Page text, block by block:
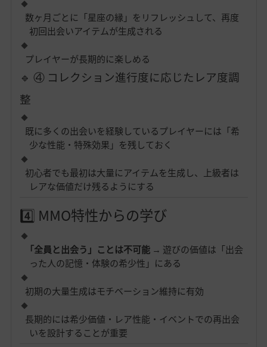
数ヶ月ごとに「星座の縁」をリフレッシュして、再度
初回出会いアイテムが生成される
プレイヤーが長期的に楽しめる
🔹 ④ コレクション進行度に応じたレア度調
整
既に多くの出会いを経験しているプレイヤーには「希
少な性能・特殊効果」を残しておく
初心者でも最初は大量にアイテムを生成し、上級者は
レアな価値だけ残るようにする
4️⃣ MMO特性からの学び
「全員と出会う」ことは不可能 → 遊びの価値は「出会
った人の記憶・体験の希少性」にある
初期の大量生成はモチベーション維持に有効
長期的には希少価値・レア性能・イベントでの再出会
いを設計することが重要